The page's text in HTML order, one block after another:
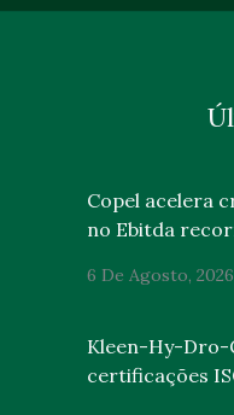
Copel acelera
no Ebitda
6 De Agosto, 2026
Kleen-Hy-Dro-
certificações